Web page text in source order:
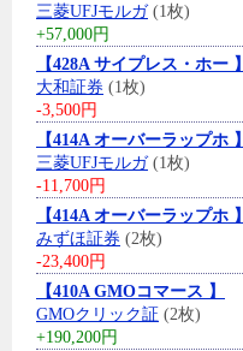
三菱UFJモルガ(1枚)
+57,000円
【428A サイプレス・ホー 】
大和証券 (1枚)
-3,500円
【414A オーバーラップホ 】
三菱UFJモルガ(1枚)
-11,700円
【414A オーバーラップホ 】
みずほ証券 (2枚)
-23,400円
【410A GMOコマース 】
GMOクリック証 (2枚)
+190,200円